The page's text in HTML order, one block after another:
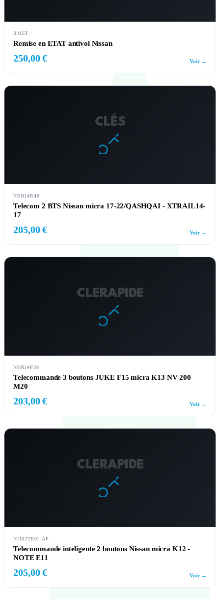
RMET
Remise en ETAT antivol Nissan
250,00 € Voir →
CLÉS
NSN14R40
Telecom 2 BTS Nissan micra 17-22/QASHQAI - XTRAIL14-
17
205,00 € Voir →
CLERAPIDE
NSN14P30
Telecommande 3 boutons JUKE F15 micra K13 NV 200
M20
203,00 € Voir →
CLERAPIDE
NI102TE01-AF
Telecommande inteligente 2 boutons Nissan micra K12 -
NOTE E11
205,00 € Voir →